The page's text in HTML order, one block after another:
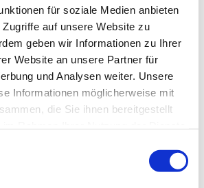
für soziale Medien anbieten
auf unsere Website zu
geben wir Informationen zu Ihrer
Website an unsere Partner für
und Analysen weiter. Unsere
Informationen möglicherweise mit
die Sie ihnen bereitgestellt